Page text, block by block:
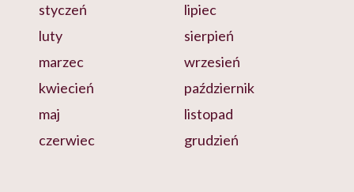
styczeń
luty
marzec
kwiecień
maj
czerwiec
lipiec
sierpień
wrzesień
październik
listopad
grudzień